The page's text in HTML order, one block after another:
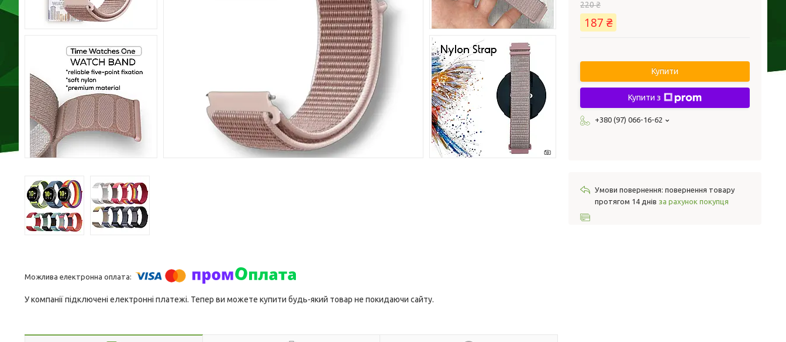
У компанії підключені електронні платежі. Тепер ви можете купити будь-який товар не покидаючи сайту.
220 ₴
187 ₴
Купити
Купити з
+380 (97) 066-16-62
повернення товару
протягом 14 днів за рахунок покупця